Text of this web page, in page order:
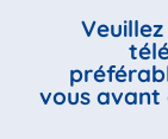
vous avant